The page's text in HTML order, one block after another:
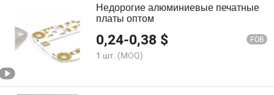
Недорогие алюминиевые печатные
платы оптом
0,24-0,38 $ FOB
1 шт. (MOQ)